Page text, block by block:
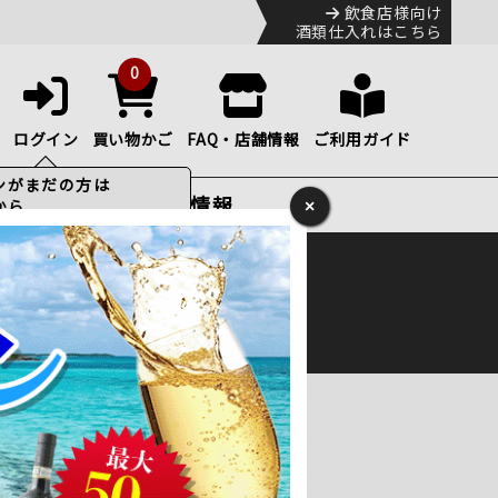
飲食店様向け
酒類仕入れはこちら
ログイン
0
買い物かご FAQ・店舗情報 ご利用ガイド
特集・お得情報
のHPをご確認下さい。
×